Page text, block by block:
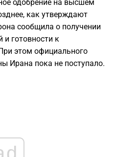
одобрение на высшем
как утверждают
сообщила о получении
готовности к
этом официального
Ирана пока не поступало.